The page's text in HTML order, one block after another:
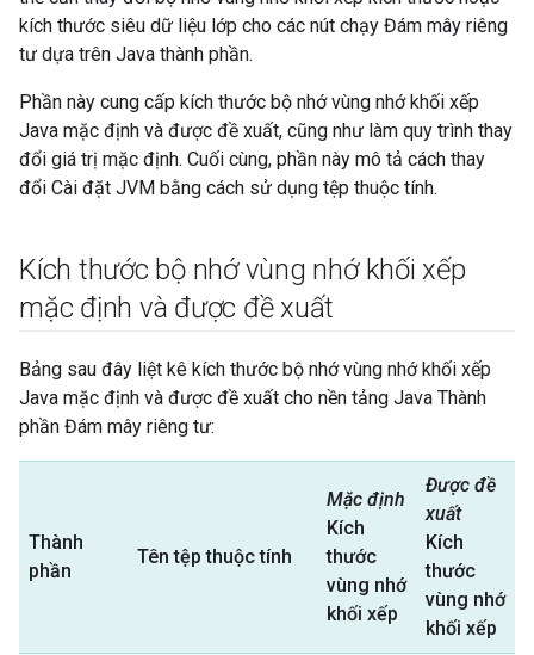
kích thước siêu dữ liệu lớp cho các nút chạy Đám mây riêng
tư dựa trên Java thành phần.
Phần này cung cấp kích thước bộ nhớ vùng nhớ khối xếp
Java mặc định và được đề xuất, cũng như làm quy trình thay
đổi giá trị mặc định. Cuối cùng, phần này mô tả cách thay
đổi Cài đặt JVM bằng cách sử dụng tệp thuộc tính.
Kích thước bộ nhớ vùng nhớ khối xếp
mặc định và được đề xuất
Bảng sau đây liệt kê kích thước bộ nhớ vùng nhớ khối xếp
Java mặc định và được đề xuất cho nền tảng Java Thành
phần Đám mây riêng tư:
Thành
phần
Tên tệp thuộc tính
Mặc định
Kích
thước
vùng nhớ
khối xếp
Được đề
xuất
Kích
thước
vùng nhớ
khối xếp